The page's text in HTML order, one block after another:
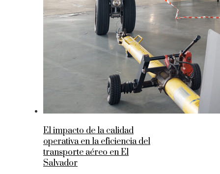
El impacto de la calidad
operativa en la eficiencia del
transporte aéreo en El
Salvador